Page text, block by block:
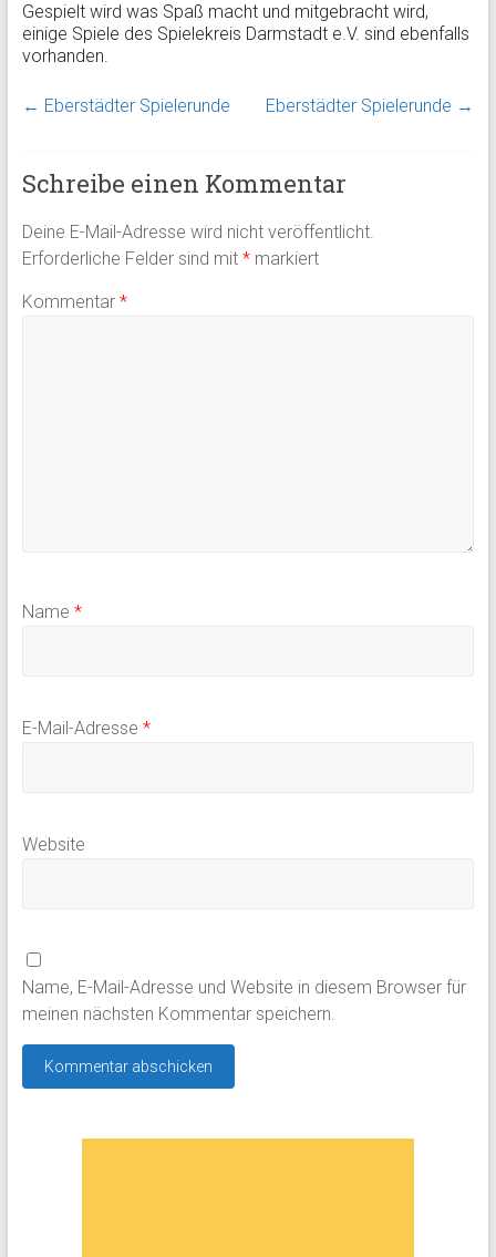
Gespielt wird was Spaß macht und mitgebracht wird,
einige Spiele des Spielekreis Darmstadt e.V. sind ebenfalls
vorhanden.
← Eberstädter Spielerunde Eberstädter Spielerunde →
Schreibe einen Kommentar
Deine E-Mail-Adresse wird nicht veröffentlicht.
Erforderliche Felder sind mit *markiert
Kommentar *
Name *
E-Mail-Adresse *
Website
Name, E-Mail-Adresse und Website in diesem Browser für
meinen nächsten Kommentar speichern.